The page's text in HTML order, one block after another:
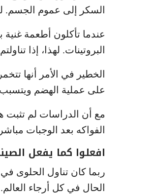
السكر إلى عموم الجسم.
عندما تأكلون أطعمة
البروتينات. لهذا، إذا
الخطير في الأمر أنها
على عملية الهضم
مع أن الدراسات لم تثبت
الفواكه بعد الوجبات مباشرة، ولكن
افعلوا كما يفعل
ربما كان تناول الحلوى
الحال في كل أرجاء